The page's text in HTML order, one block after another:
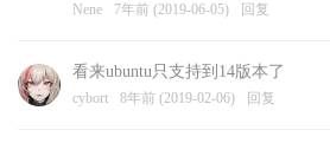
Nene 7年前 (2019-06-05) 回复
看来ubuntu只支持到14版本了
cybort 8年前 (2019-02-06) 回复